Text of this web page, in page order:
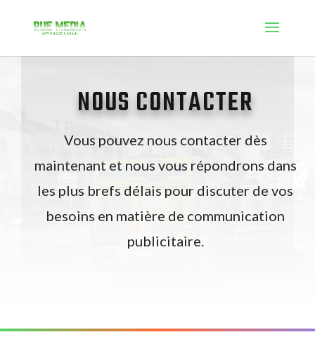
NOUS CONTACTER
Vous pouvez nous contacter dès
maintenant et nous vous répondrons dans
les plus brefs délais pour discuter de vos
besoins en matière de communication
publicitaire.